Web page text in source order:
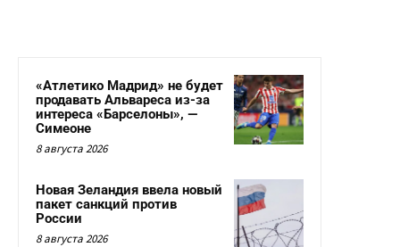
«Атлетико Мадрид» не будет
продавать Альвареса из-за
интереса «Барселоны», —
Симеоне
8 августа 2026
Новая Зеландия ввела новый
пакет санкций против
России
8 августа 2026